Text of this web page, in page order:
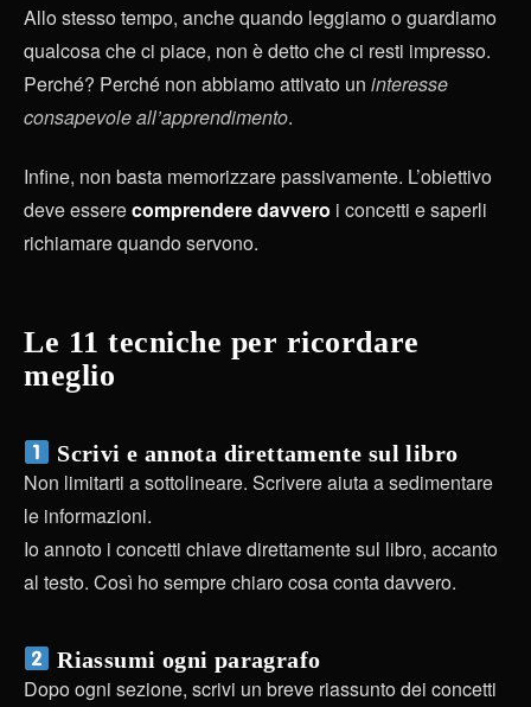
Allo stesso tempo, anche quando leggiamo o guardiamo
qualcosa che ci piace, non è detto che ci resti impresso.
Perché? Perché non abbiamo attivato un interesse
consapevole all’apprendimento.
Infine, non basta memorizzare passivamente. L’obiettivo
deve esserecomprendere davvero i concetti e saperli
richiamare quando servono.
Le 11 tecniche per ricordare
meglio
Scrivi e annota direttamente sul libro
Non limitarti a sottolineare. Scrivere aiuta a sedimentare
le informazioni.
Io annoto i concetti chiave direttamente sul libro, accanto
al testo. Così ho sempre chiaro cosa conta davvero.
Riassumi ogni paragrafo
Dopo ogni sezione, scrivi un breve riassunto dei concetti